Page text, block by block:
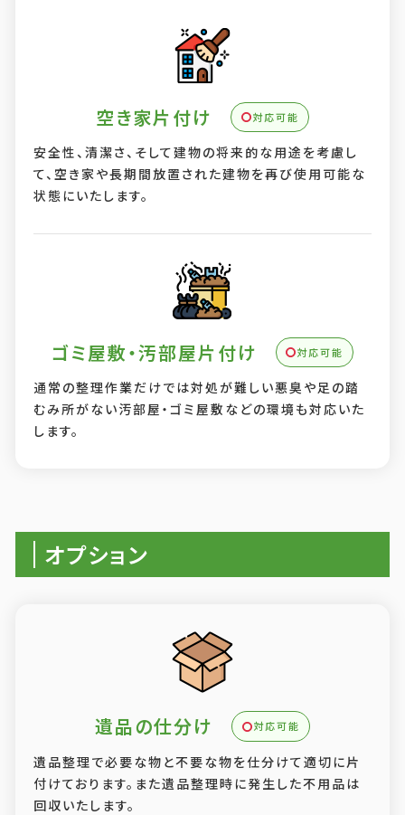
空き家片付け 対応可能
安全性、清潔さ、そして建物の将来的な用途を考慮し
て、空き家や長期間放置された建物を再び使用可能な
状態にいたします。
ゴミ屋敷・汚部屋片付け 対応可能
通常の整理作業だけでは対処が難しい悪臭や足の踏
むみ所がない汚部屋・ゴミ屋敷などの環境も対応いた
します。
オプション
遺品の仕分け 対応可能
遺品整理で必要な物と不要な物を仕分けて適切に片
付けております。また遺品整理時に発生した不用品は
回収いたします。